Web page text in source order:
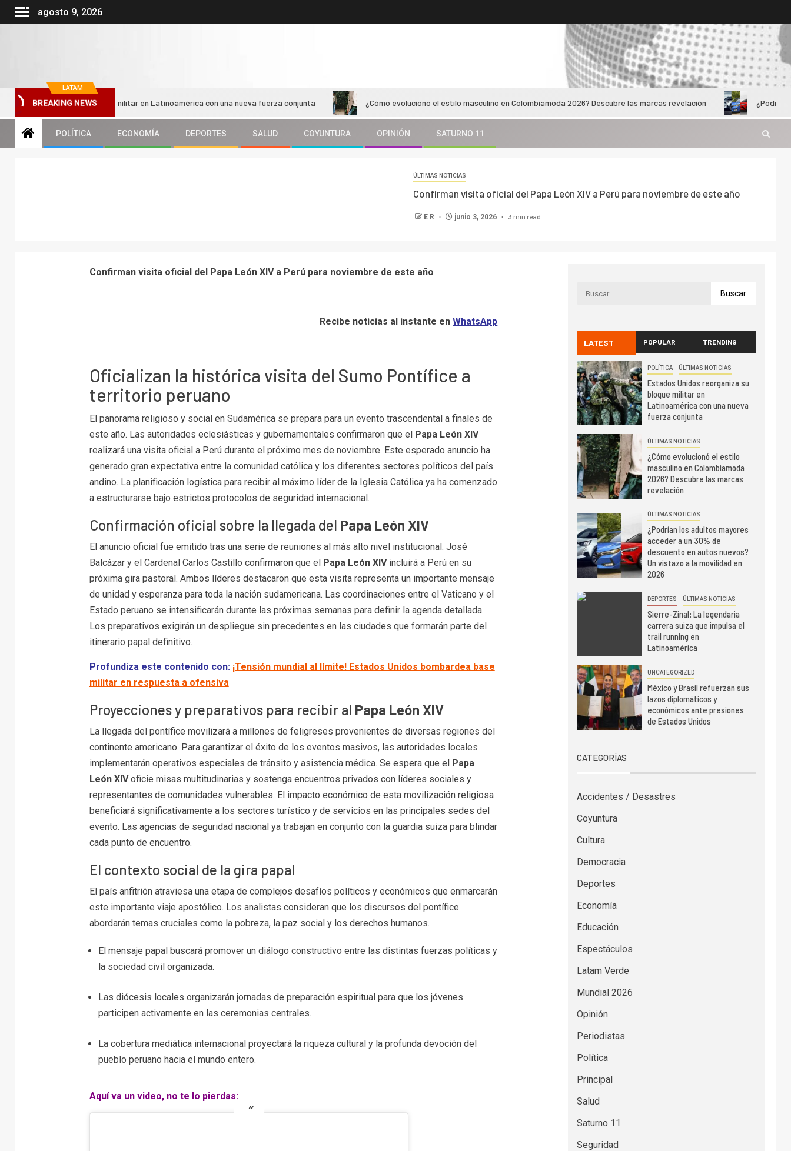
agosto 9, 2026
LATAM
BREAKING NEWS
su bloque militar en Latinoamérica con una nueva fuerza conjunta ¿Cómo evolucionó el estilo masculino en Colombiamoda 2026? Descubre las marcas revelación ¿Podrían los
POLÍTICA ECONOMÍA DEPORTES SALUD COYUNTURA OPINIÓN SATURNO 11
ÚLTIMAS NOTICIAS
Confirman visita oficial del Papa León XIV a Perú para noviembre de este año
E R junio 3, 2026 3 min read
Confirman visita oficial del Papa León XIV a Perú para noviembre de este año
Recibe noticias al instante enWhatsApp
Oficializan la histórica visita del Sumo Pontífice a
territorio peruano
El panorama religioso y social en Sudamérica se prepara para un evento trascendental a finales de
este año. Las autoridades eclesiásticas y gubernamentales confirmaron que el Papa León XIV
realizará una visita oficial a Perú durante el próximo mes de noviembre. Este esperado anuncio ha
generado gran expectativa entre la comunidad católica y los diferentes sectores políticos del país
andino. La planificación logística para recibir al máximo líder de la Iglesia Católica ya ha comenzado
a estructurarse bajo estrictos protocolos de seguridad internacional.
Confirmación oficial sobre la llegada del Papa León XIV
El anuncio oficial fue emitido tras una serie de reuniones al más alto nivel institucional. José
Balcázar y el Cardenal Carlos Castillo confirmaron que el Papa León XIVincluirá a Perú en su
próxima gira pastoral. Ambos líderes destacaron que esta visita representa un importante mensaje
de unidad y esperanza para toda la nación sudamericana. Las coordinaciones entre el Vaticano y el
Estado peruano se intensificarán durante las próximas semanas para definir la agenda detallada.
Los preparativos exigirán un despliegue sin precedentes en las ciudades que formarán parte del
itinerario papal definitivo.
Profundiza este contenido con: ¡Tensión mundial al límite! Estados Unidos bombardea base
militar en respuesta a ofensiva
Proyecciones y preparativos para recibir al Papa León XIV
La llegada del pontífice movilizará a millones de feligreses provenientes de diversas regiones del
continente americano. Para garantizar el éxito de los eventos masivos, las autoridades locales
implementarán operativos especiales de tránsito y asistencia médica. Se espera que el Papa
León XIVoficie misas multitudinarias y sostenga encuentros privados con líderes sociales y
representantes de comunidades vulnerables. El impacto económico de esta movilización religiosa
beneficiará significativamente a los sectores turístico y de servicios en las principales sedes del
evento. Las agencias de seguridad nacional ya trabajan en conjunto con la guardia suiza para blindar
cada punto de encuentro.
El contexto social de la gira papal
El país anfitrión atraviesa una etapa de complejos desafíos políticos y económicos que enmarcarán
este importante viaje apostólico. Los analistas consideran que los discursos del pontífice
abordarán temas cruciales como la pobreza, la paz social y los derechos humanos.
El mensaje papal buscará promover un diálogo constructivo entre las distintas fuerzas políticas y
la sociedad civil organizada.
Las diócesis locales organizarán jornadas de preparación espiritual para que los jóvenes
participen activamente en las ceremonias centrales.
La cobertura mediática internacional proyectará la riqueza cultural y la profunda devoción del
pueblo peruano hacia el mundo entero.
Aquí va un video, no te lo pierdas:
LATEST POPULAR TRENDING
POLÍTICA ÚLTIMAS NOTICIAS
Estados Unidos reorganiza su
bloque militar en
Latinoamérica con una nueva
fuerza conjunta
ÚLTIMAS NOTICIAS
¿Cómo evolucionó el estilo
masculino en Colombiamoda
2026? Descubre las marcas
revelación
ÚLTIMAS NOTICIAS
¿Podrían los adultos mayores
acceder a un 30% de
descuento en autos nuevos?
Un vistazo a la movilidad en
2026
DEPORTES ÚLTIMAS NOTICIAS
Sierre-Zinal: La legendaria
carrera suiza que impulsa el
trail running en
Latinoamérica
UNCATEGORIZED
México y Brasil refuerzan sus
lazos diplomáticos y
económicos ante presiones
de Estados Unidos
CATEGORÍAS
Accidentes / Desastres
Coyuntura
Cultura
Democracia
Deportes
Economía
Educación
Espectáculos
Latam Verde
Mundial 2026
Opinión
Periodistas
Política
Principal
Salud
Saturno 11
Seguridad